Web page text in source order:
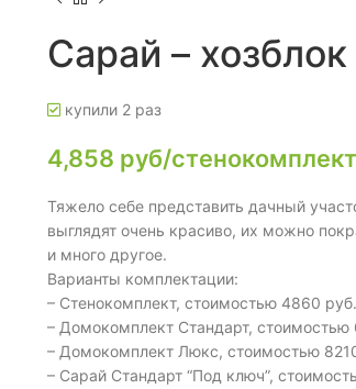
Сарай –
купили 2раз
4,858 руб/стенокомплект
Тяжело себе представить дачный
выглядят очень красиво, их можно
и много другое.
Варианты комплектации:
– Стенокомплект, стоимостью 4860
– Домокомплект Стандарт, стоимостью
– Домокомплект Люкс, стоимостью
– Сарай Стандарт “Под ключ”,